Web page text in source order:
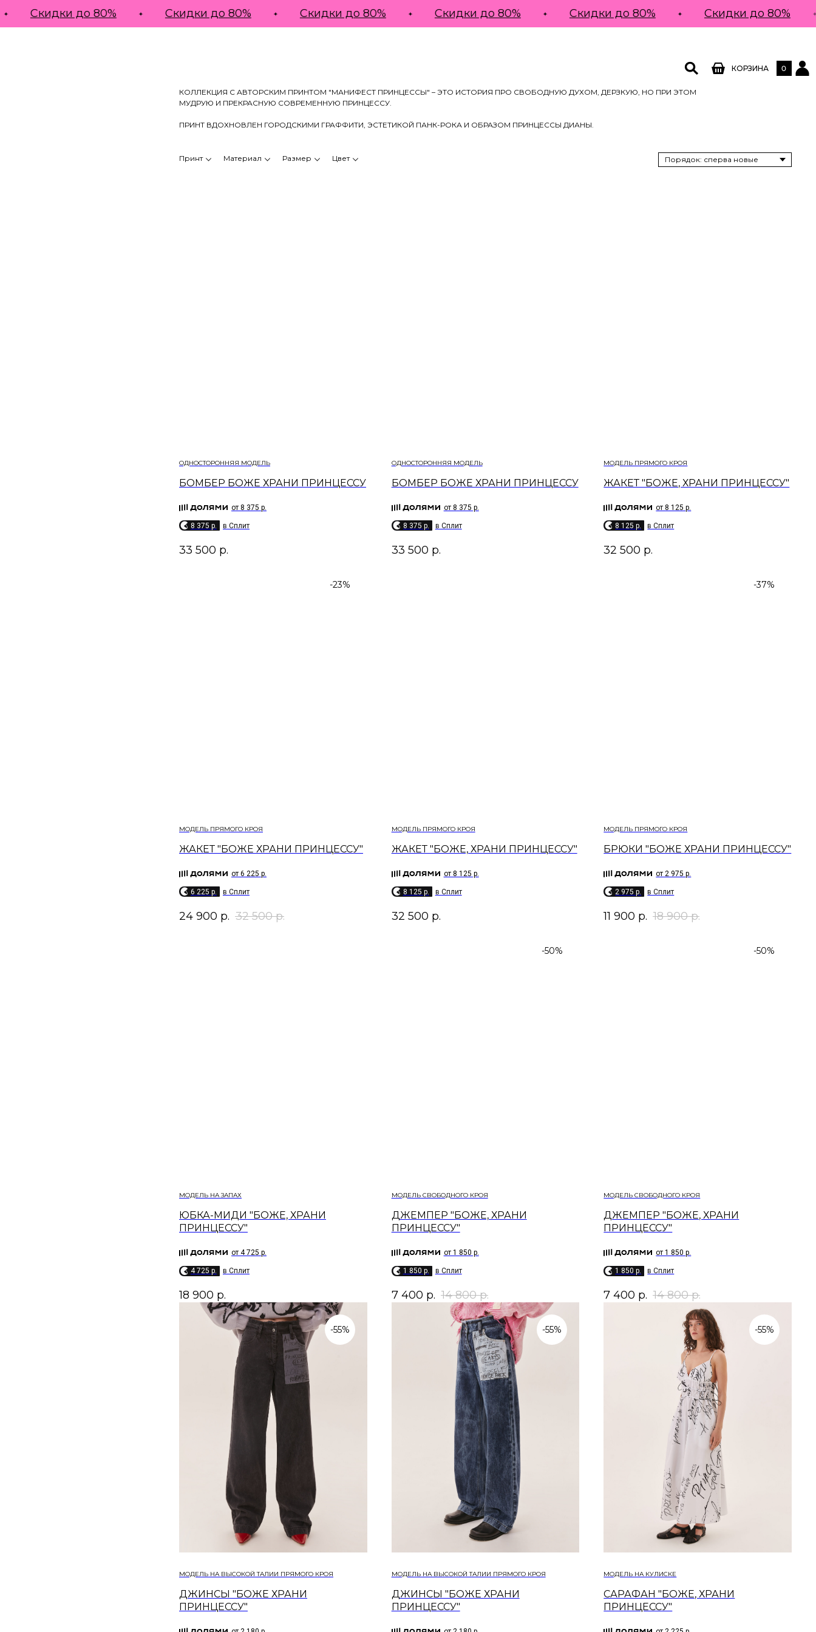
КОРЗИНА 0
Скидки до 80% Скидки до 80% Скидки до 80% Скидки до 80% Скидки до 80% Скидки до 80%
КОЛЛЕКЦИЯ С АВТОРСКИМ ПРИНТОМ "МАНИФЕСТ ПРИНЦЕССЫ" – ЭТО ИСТОРИЯ ПРО СВОБОДНУЮ ДУХОМ, ДЕРЗКУЮ, НО ПРИ ЭТОМ
МУДРУЮ И ПРЕКРАСНУЮ СОВРЕМЕННУЮ ПРИНЦЕССУ.
ПРИНТ ВДОХНОВЛЕН ГОРОДСКИМИ ГРАФФИТИ, ЭСТЕТИКОЙ ПАНК-РОКА И ОБРАЗОМ ПРИНЦЕССЫ ДИАНЫ.
Принт Материал Размер Цвет
ОДНОСТОРОННЯЯ МОДЕЛЬ
БОМБЕР БОЖЕ ХРАНИ ПРИНЦЕССУ
от 8 375 р.
8 375 p. в Сплит
33 500 р.
ОДНОСТОРОННЯЯ МОДЕЛЬ
БОМБЕР БОЖЕ ХРАНИ ПРИНЦЕССУ
от 8 375 р.
8 375 p. в Сплит
33 500 р.
МОДЕЛЬ ПРЯМОГО КРОЯ​
ЖАКЕТ "БОЖЕ, ХРАНИ ПРИНЦЕССУ"
от 8 125 р.
8 125 p. в Сплит
32 500 р.
-23%
МОДЕЛЬ ПРЯМОГО КРОЯ​
ЖАКЕТ "БОЖЕ ХРАНИ ПРИНЦЕССУ"
от 6 225 р.
6 225 p. в Сплит
24 900 р. 32 500 р.
МОДЕЛЬ ПРЯМОГО КРОЯ​
ЖАКЕТ "БОЖЕ, ХРАНИ ПРИНЦЕССУ"
от 8 125 р.
8 125 p. в Сплит
32 500 р.
-37%
МОДЕЛЬ ПРЯМОГО КРОЯ
БРЮКИ "БОЖЕ ХРАНИ ПРИНЦЕССУ"
от 2 975 р.
2 975 p. в Сплит
11 900 р. 18 900 р.
МОДЕЛЬ НА ЗАПАХ
ЮБКА-МИДИ "БОЖЕ, ХРАНИ
ПРИНЦЕССУ"
от 4 725 р.
4 725 p. в Сплит
18 900 р.
-50%
МОДЕЛЬ СВОБОДНОГО КРОЯ
ДЖЕМПЕР "БОЖЕ, ХРАНИ
ПРИНЦЕССУ"
от 1 850 р.
1 850 p. в Сплит
7 400 р. 14 800 р.
-50%
МОДЕЛЬ СВОБОДНОГО КРОЯ
ДЖЕМПЕР "БОЖЕ, ХРАНИ
ПРИНЦЕССУ"
от 1 850 р.
1 850 p. в Сплит
7 400 р. 14 800 р.
-55%
МОДЕЛЬ НА ВЫСОКОЙ ТАЛИИ​ ПРЯМОГО КРОЯ
ДЖИНСЫ "БОЖЕ ХРАНИ
ПРИНЦЕССУ"
-55%
МОДЕЛЬ НА ВЫСОКОЙ ТАЛИИ​ ПРЯМОГО КРОЯ
ДЖИНСЫ "БОЖЕ ХРАНИ
ПРИНЦЕССУ"
-55%
МОДЕЛЬ НА КУЛИСКЕ
САРАФАН "БОЖЕ, ХРАНИ
ПРИНЦЕССУ"